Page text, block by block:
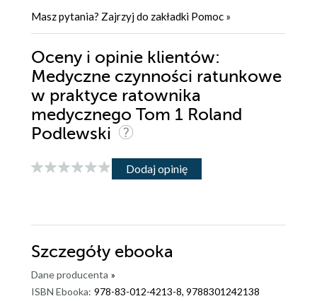
Masz pytania? Zajrzyj do zakładki Pomoc »
Oceny i opinie klientów:
Medyczne czynności ratunkowe
w praktyce ratownika
medycznego Tom 1 Roland
Podlewski
Dodaj opinię
Szczegóły ebooka
Dane producenta »
ISBN Ebooka: 978-83-012-4213-8, 9788301242138